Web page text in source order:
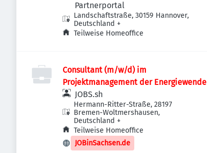
Partnerportal
Landschaftstraße, 30159 Hannover,
Deutschland +
Teilweise Homeoffice
Consultant (m/w/d) im
Projektmanagement der Energiewende
JOBS.sh
Hermann-Ritter-Straße, 28197
Bremen-Woltmershausen,
Deutschland +
Teilweise Homeoffice
JOBinSachsen.de